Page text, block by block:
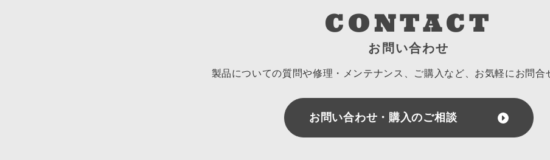
CONTACT
お問い合わせ
製品についての質問や修理・メンテナンス、ご購入など、 お気軽にお問合
お問い合わせ・購入のご相談